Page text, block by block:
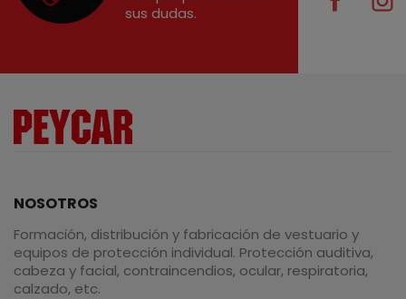
sus dudas.
NOSOTROS
Formación, distribución y fabricación de vestuario y
equipos de protección individual. Protección auditiva,
cabeza y facial, contraincendios, ocular, respiratoria,
calzado, etc.